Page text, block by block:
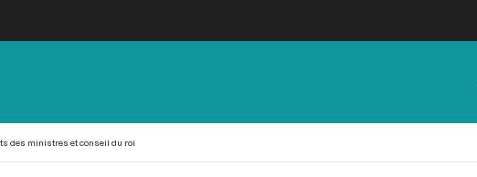
des ministres et conseil du roi